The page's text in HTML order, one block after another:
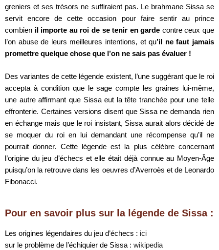
greniers et ses trésors ne suffiraient pas. Le brahmane Sissa se
servit encore de cette occasion pour faire sentir au prince
combien il importe au roi de se tenir en garde contre ceux que
l’on abuse de leurs meilleures intentions, et qu’il ne faut jamais
promettre quelque chose que l’on ne sais pas évaluer !
Des variantes de cette légende existent, l’une suggérant que le roi
accepta à condition que le sage compte les graines lui-même,
une autre affirmant que Sissa eut la tête tranchée pour une telle
effronterie. Certaines versions disent que Sissa ne demanda rien
en échange mais que le roi insistant, Sissa aurait alors décidé de
se moquer du roi en lui demandant une récompense qu’il ne
pourrait donner. Cette légende est la plus célèbre concernant
l’origine du jeu d’échecs et elle était déjà connue au Moyen-Âge
puisqu’on la retrouve dans les oeuvres d’Averroès et de Leonardo
Fibonacci.
Pour en savoir plus sur la légende de Sissa :
Les origines légendaires du jeu d’échecs : ici
sur le problème de l’échiquier de Sissa : wikipedia